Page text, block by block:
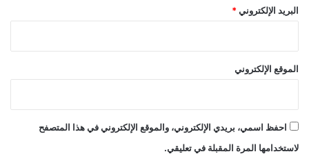
البريد الإلكتروني *
الموقع الإلكتروني
احفظ اسمي، بريدي الإلكتروني، والموقع الإلكتروني في هذا المتصفح
لاستخدامها المرة المقبلة في تعليقي.